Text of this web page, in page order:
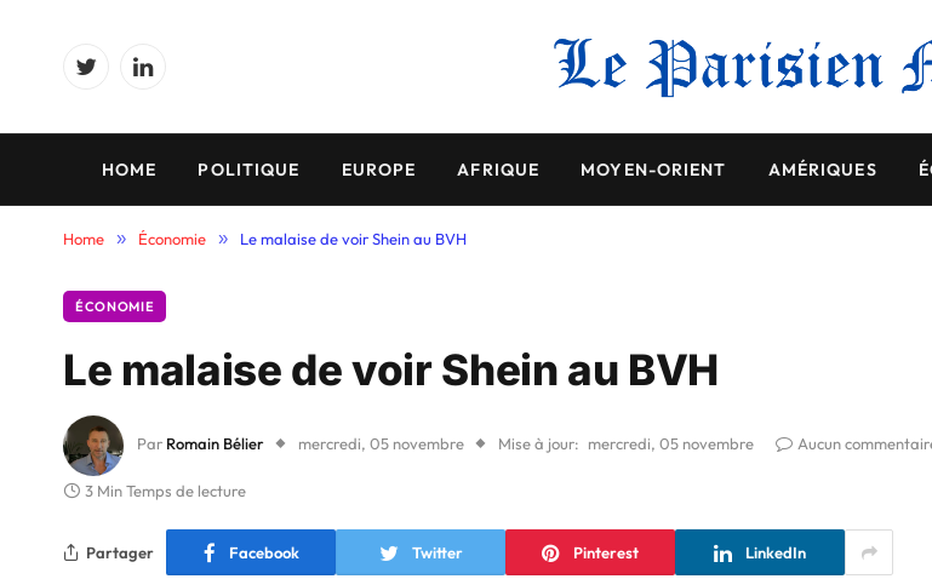
TwitterLinkedIn
HOME POLITIQUE EUROPE AFRIQUE MOYEN-ORIENT AMÉRIQUES
Home » Économie » Le malaise de voir Shein au BVH
ÉCONOMIE
Le malaise de voir Shein au BVH
Par Romain Bélier mercredi, 05 novembre Mise à jour: mercredi, 05 novembre Aucun
3 Min Temps de lecture
Partager Facebook Twitter Pinterest LinkedIn